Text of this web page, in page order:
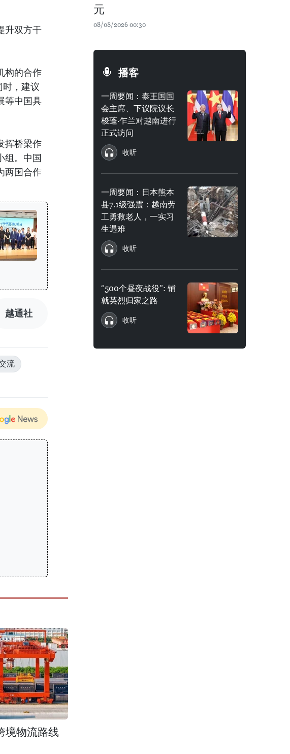
升双方干
构的合作
，建议
等中国具
挥桥梁作
组。中国
两国合作
越通社
流
境物流路线
元
08/08/2026 00:30
播客
一周要闻：泰王国国
会主席、下议院议长
梭蓬·乍兰对越南进行
正式访问
收听
一周要闻：日本熊本
县7.1级强震：越南劳
工勇救老人，一实习
生遇难
收听
“500个昼夜战役”: 铺
就英烈归家之路
收听